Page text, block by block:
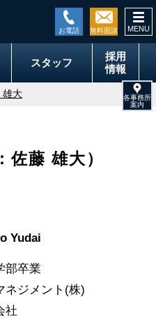
スタッフ
採用
情報
雄大
佐藤 雄大）
Yudai
部卒業
ジメント(株)
社